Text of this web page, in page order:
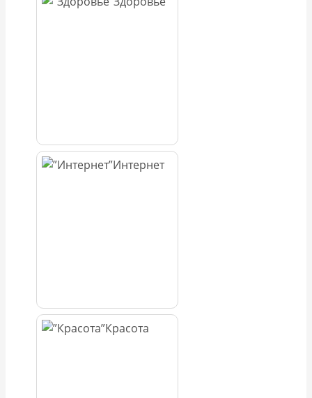
Интернет
Красота